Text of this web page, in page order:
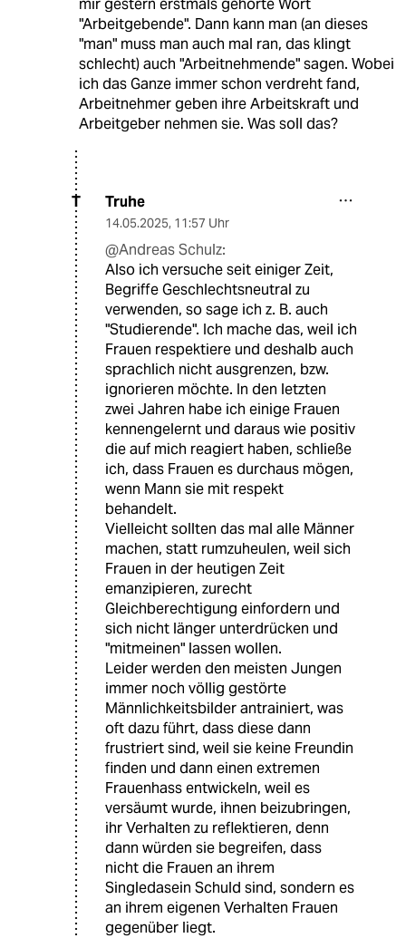
"Arbeitgebende". Dann kann man (an dieses
"man" muss man auch mal ran, das klingt
schlecht) auch "Arbeitnehmende" sagen. Wobei
ich das Ganze immer schon verdreht fand,
Arbeitnehmer geben ihre Arbeitskraft und
Arbeitgeber nehmen sie. Was soll das?
T Truhe
14.05.2025, 11:57 Uhr
@Andreas Schulz:
Also ich versuche seit einiger Zeit,
Begriffe Geschlechtsneutral zu
verwenden, so sage ich z. B. auch
"Studierende". Ich mache das, weil ich
Frauen respektiere und deshalb auch
sprachlich nicht ausgrenzen, bzw.
ignorieren möchte. In den letzten
zwei Jahren habe ich einige Frauen
kennengelernt und daraus wie positiv
die auf mich reagiert haben, schließe
ich, dass Frauen es durchaus mögen,
wenn Mann sie mit respekt
behandelt.
Vielleicht sollten das mal alle Männer
machen, statt rumzuheulen, weil sich
Frauen in der heutigen Zeit
emanzipieren, zurecht
Gleichberechtigung einfordern und
sich nicht länger unterdrücken und
"mitmeinen" lassen wollen.
Leider werden den meisten Jungen
immer noch völlig gestörte
Männlichkeitsbilder antrainiert, was
oft dazu führt, dass diese dann
frustriert sind, weil sie keine Freundin
finden und dann einen extremen
Frauenhass entwickeln, weil es
versäumt wurde, ihnen beizubringen,
ihr Verhalten zu reflektieren, denn
dann würden sie begreifen, dass
nicht die Frauen an ihrem
Singledasein Schuld sind, sondern es
an ihrem eigenen Verhalten Frauen
gegenüber liegt.